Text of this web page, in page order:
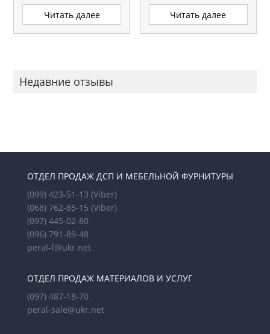
Читать далее Читать далее
Недавние отзывы
ОТДЕЛ ПРОДАЖ ДСП И МЕБЕЛЬНОЙ ФУРНИТУРЫ
(099) 423-51-13 (Viber)
(068) 762-85-15 (Viber)
(097) 445-02-80
(096) 791-89-48
peral-f@ukr.net
ОТДЕЛ ПРОДАЖ МАТЕРИАЛОВ И УСЛУГ
(097) 487-18-70
peral-sale@ukr.net